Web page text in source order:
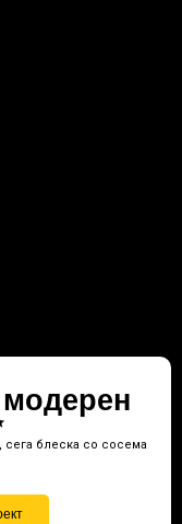
сега блеска со сосема